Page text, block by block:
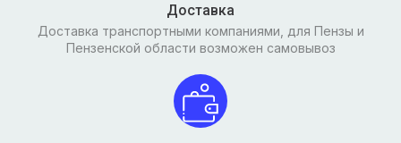
Доставка
Доставка транспортными компаниями, для Пензы и
Пензенской области возможен самовывоз